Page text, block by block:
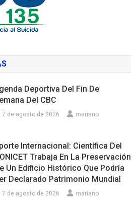
Deportiva Del Fin De
Del CBC
7 de agosto de 2026 mariano
Internacional: Científica Del
Trabaja En La Preservación
Un Edificio Histórico Que Podría
Declarado Patrimonio Mundial
7 de agosto de 2026 mariano